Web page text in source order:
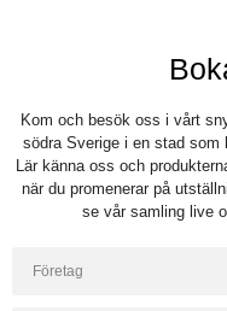
Kom och besök oss i vårt
södra Sverige i en stad som
Lär känna oss och
när du promenerar på
se vår samling live